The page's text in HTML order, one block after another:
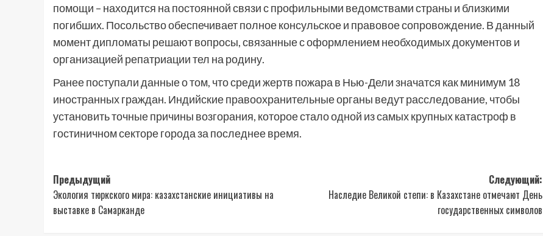
помощи – находится на постоянной связи с профильными ведомствами страны и близкими
погибших. Посольство обеспечивает полное консульское и правовое сопровождение. В данный
момент дипломаты решают вопросы, связанные с оформлением необходимых документов и
организацией репатриации тел на родину.
Ранее поступали данные о том, что среди жертв пожара в Нью-Дели значатся как минимум 18
иностранных граждан. Индийские правоохранительные органы ведут расследование, чтобы
установить точные причины возгорания, которое стало одной из самых крупных катастроф в
гостиничном секторе города за последнее время.
Навигация
записи
Предыдущий
Экология тюркского мира: казахстанские инициативы на
выставке в Самарканде
Следующий:
Наследие Великой степи: в Казахстане отмечают День
государственных символов